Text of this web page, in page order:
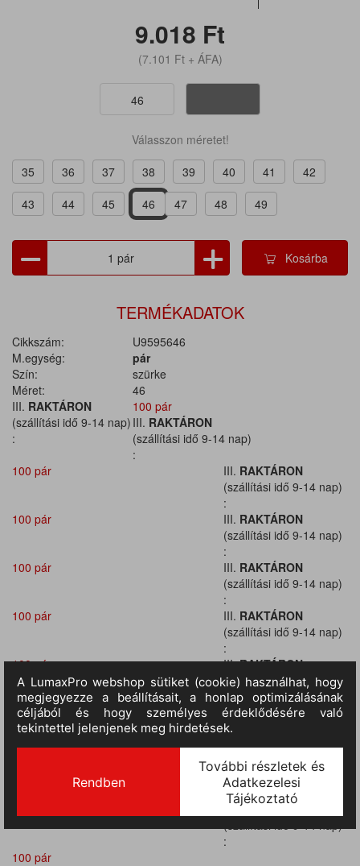
9.018 Ft
(7.101 Ft+ ÁFA)
46
Válasszon méretet!
35
36 37 38 39 40 41
42
43
44 45 46 47 48 49
Kosárba
TERMÉKADATOK
Cikkszám:
U9595646
M.egység:
pár
Szín:
szürke
Méret:
46
III. RAKTÁRON
(szállítási idő 9-14 nap)
:
100 pár
III. RAKTÁRON
(szállítási idő 9-14 nap)
:
100 pár
III. RAKTÁRON
(szállítási idő 9-14 nap)
:
100 pár
III. RAKTÁRON
(szállítási idő 9-14 nap)
:
100 pár
III. RAKTÁRON
(szállítási idő 9-14 nap)
:
100 pár
III. RAKTÁRON
(szállítási idő 9-14 nap)
:
100 pár
III.RAKTÁRON
(szállítási idő 9-14 nap)
:
100 pár
III.RAKTÁRON
(szállítási idő 9-14 nap)
:
III.RAKTÁRON
(szállítási idő 9-14 nap)
:
III.RAKTÁRON
(szállítási idő 9-14 nap)
:
100 pár